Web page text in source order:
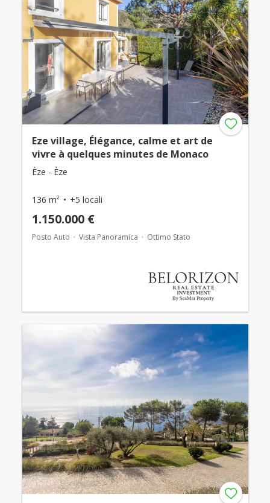
Eze village, Élégance, calme et art de
vivre à quelques minutes de Monaco
Èze - Èze
136 m² +5 locali
1.150.000 €
Posto Auto Vista Panoramica Ottimo Stato